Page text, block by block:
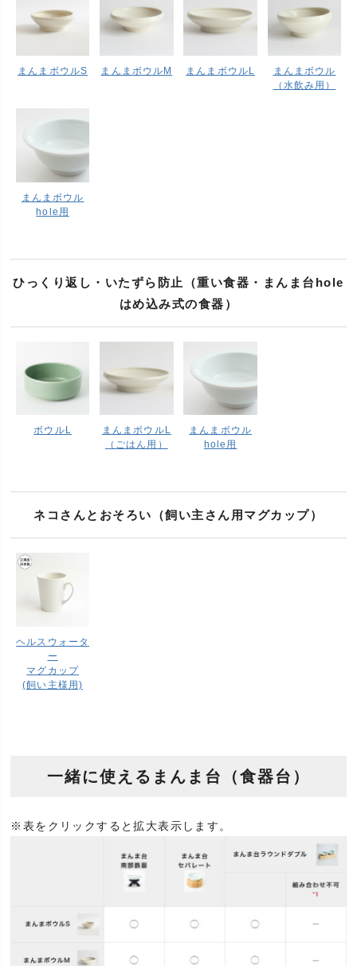
まんまボウルS まんまボウルM まんまボウルL
まんまボウル
（水飲み用）
まんまボウル
hole用
ひっくり返し・いたずら防止（重い食器・まんま台hole
はめ込み式の食器）
ボウルL
まんまボウルL
（ごはん用）
まんまボウル
hole用
ネコさんとおそろい（飼い主さん用マグカップ）
ヘルスウォータ
ー
マグカップ
(飼い主様用)
一緒に使えるまんま台（食器台）
※表をクリックすると拡大表示します。